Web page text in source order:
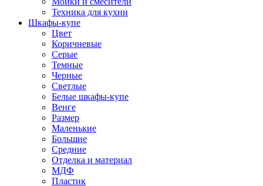
Техника для кухни
Шкафы-купе
Цвет
Коричневые
Серые
Темные
Черные
Светлые
Белые шкафы-купе
Венге
Размер
Маленькие
Большие
Средние
Отделка и материал
МДФ
Пластик